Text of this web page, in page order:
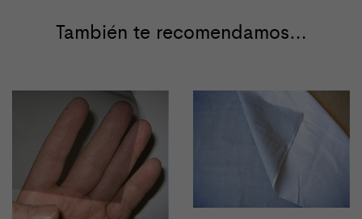
También te recomendamos…